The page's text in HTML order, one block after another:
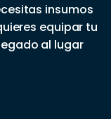
insumos
equipar tu
al lugar